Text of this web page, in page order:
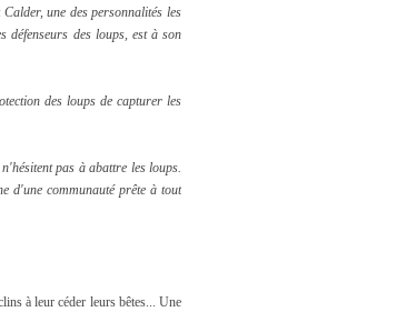
une des personnalités les
défenseurs des loups, est à son
des loups de capturer les
pas à abattre les loups.
d'une communauté prête à tout
à leur céder leurs bêtes... Une